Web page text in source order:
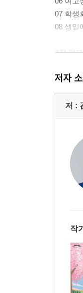
07 학생
08 생일
2장 편
01 4등
02 백화
03 부
06 내
07 김
08 황
3장 운
02 대
03 입
04 신
05 뼈
06 피
저자
저 :
작